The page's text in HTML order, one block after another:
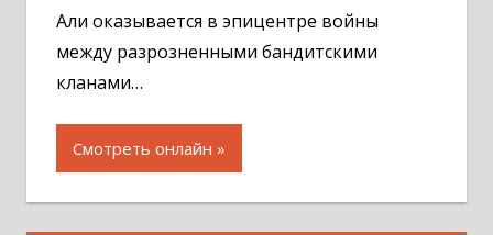
Али оказывается в эпицентре войны
между разрозненными бандитскими
кланами…
Смотреть онлайн